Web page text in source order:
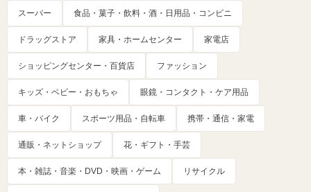
スーパー 食品・菓子・飲料・酒・日用品・コンビニ
ドラッグストア 家具・ホームセンター 家電店
ショッピングセンター・百貨店 ファッション
キッズ・ベビー・おもちゃ 眼鏡・コンタクト・ケア用品
車・バイク スポーツ用品・自転車 携帯・通信・家電
通販・ネットショップ 花・ギフト・手芸
本・雑誌・音楽・DVD・映画・ゲーム リサイクル